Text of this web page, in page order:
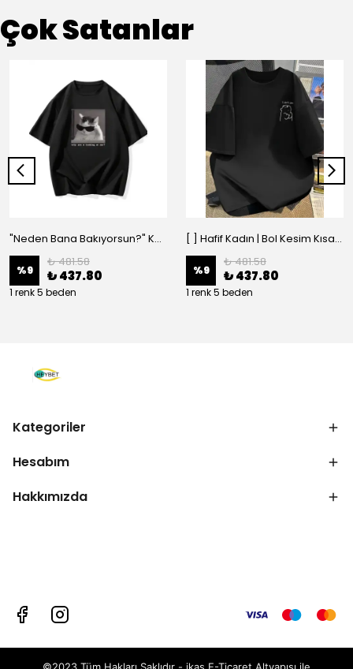
Çok Satanlar
"Neden Bana Bakıyorsun?" Komik Kedi Grafik Tişört - Dijital Baskılı Siyah Bol - Siyah
%9
₺ 481.58
₺ 437.80
1 renk 5 beden
[ ] Hafif Kadın | Bol Kesim Kısa Kollu Yuvarlak Yaka Eğlenceli Karikatür Ayı ve - Siyah
%9
₺ 481.58
₺ 437.80
1 renk 5 beden
Kategoriler
Hesabım
Hakkımızda